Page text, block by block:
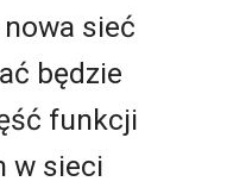
sieć
będzie
funkcji
w sieci